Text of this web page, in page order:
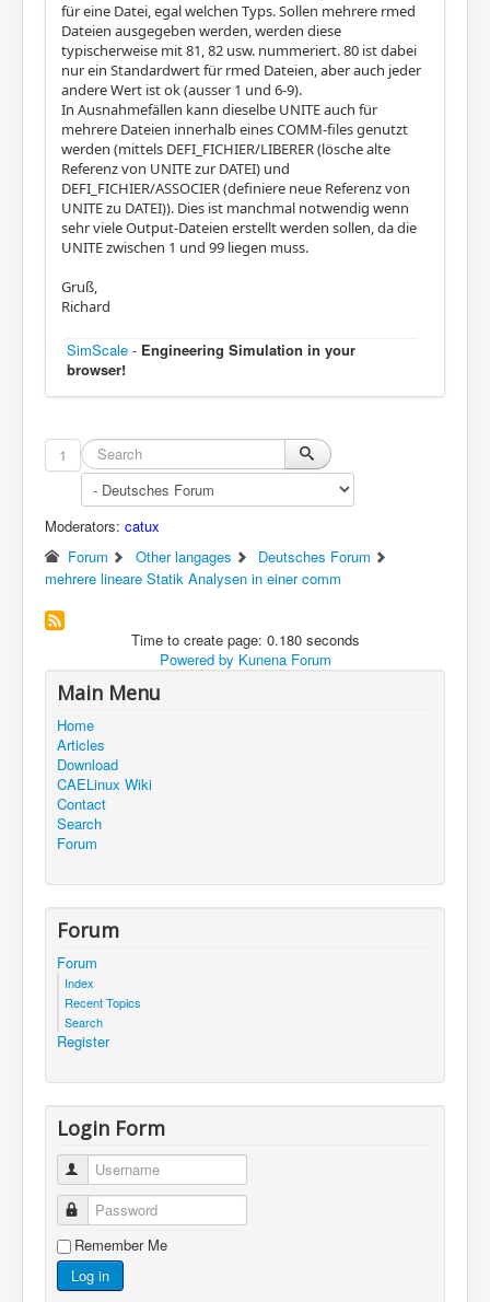
für eine Datei, egal welchen Typs. Sollen mehrere rmed
Dateien ausgegeben werden, werden diese
typischerweise mit 81, 82 usw. nummeriert. 80 ist dabei
nur ein Standardwert für rmed Dateien, aber auch jeder
andere Wert ist ok (ausser 1 und 6-9).
In Ausnahmefällen kann dieselbe UNITE auch für
mehrere Dateien innerhalb eines COMM-files genutzt
werden (mittels DEFI_FICHIER/LIBERER (lösche alte
Referenz von UNITE zur DATEI) und
DEFI_FICHIER/ASSOCIER (definiere neue Referenz von
UNITE zu DATEI)). Dies ist manchmal notwendig wenn
sehr viele Output-Dateien erstellt werden sollen, da die
UNITE zwischen 1 und 99 liegen muss.
Gruß,
Richard
SimScale - Engineering Simulation in your
browser!
1
Moderators: catux
Forum
Other langages
Deutsches Forum
mehrere lineare Statik Analysen in einer comm
Time to create page: 0.180 seconds
Powered by Kunena Forum
Main Menu
Home
Articles
Download
CAELinux Wiki
Contact
Search
Forum
Forum
Forum
Index
Recent Topics
Search
Register
Login Form
Username
Password
Remember Me
Log in